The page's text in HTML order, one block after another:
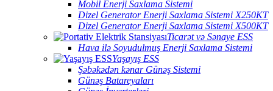
Mobil Enerji Saxlama Sistemi
Dizel Generator Enerji Saxlama Sistemi X250KT
Dizel Generator Enerji Saxlama Sistemi X500KT
Ticarət və Sənaye ESS
Hava ilə Soyudulmuş Enerji Saxlama Sistemi
Yaşayış ESS
Şəbəkədən kənar Günəş Sistemi
Günəş Batareyaları